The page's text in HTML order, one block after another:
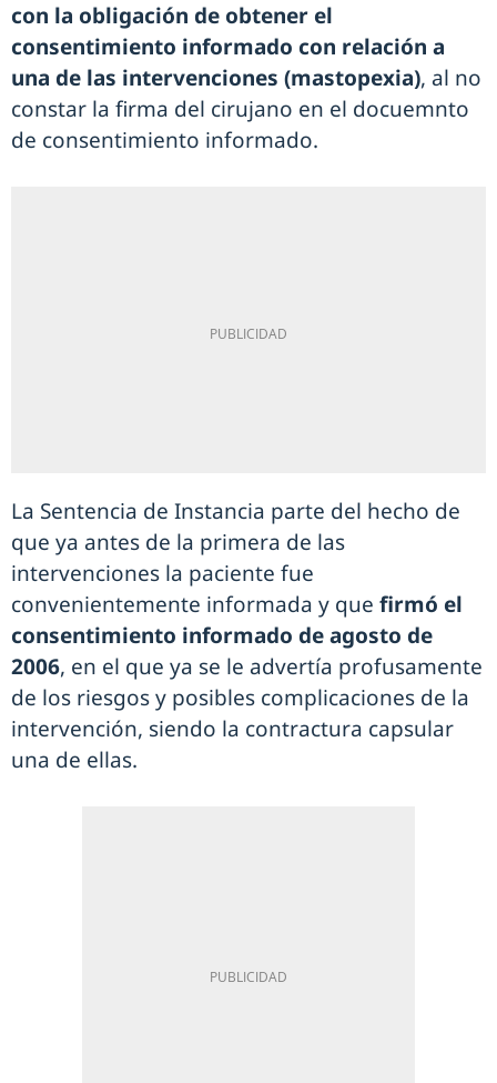
con la obligación de obtener el
consentimiento informado con relación a
una de las intervenciones (mastopexia), al no
constar la firma del cirujano en el docuemnto
de consentimiento informado.
La Sentencia de Instancia parte del hecho de
que ya antes de la primera de las
intervenciones la paciente fue
convenientemente informada y que firmó el
consentimiento informado de agosto de
2006, en el que ya se le advertía profusamente
de los riesgos y posibles complicaciones de la
intervención, siendo la contractura capsular
una de ellas.